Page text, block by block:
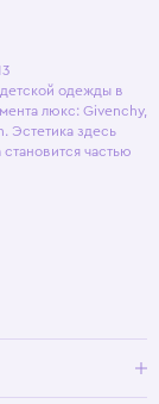
одежды в
люкс: Givenchy,
Эстетика здесь
частью